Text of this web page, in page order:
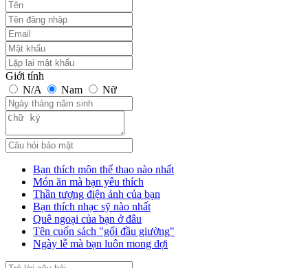
Giới tính
N/A
Nam Nữ
Bạn thích môn thể thao nào nhất
Món ăn mà bạn yêu thích
Thần tượng điện ảnh của bạn
Bạn thích nhạc sỹ nào nhất
Quê ngoại của bạn ở đâu
Tên cuốn sách "gối đầu giường"
Ngày lễ mà bạn luôn mong đợi